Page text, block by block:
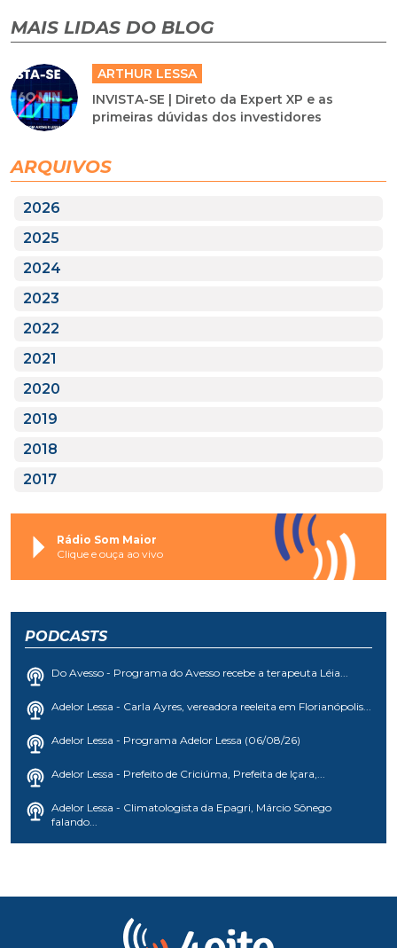
MAIS LIDAS DO BLOG
ARTHUR LESSA
INVISTA-SE | Direto da Expert XP e as
primeiras dúvidas dos investidores
ARQUIVOS
2026
2025
2024
2023
2022
2021
2020
2019
2018
2017
Rádio Som Maior
Clique e ouça ao vivo
PODCASTS
Do Avesso - Programa do Avesso recebe a terapeuta Léia...
Adelor Lessa - Carla Ayres, vereadora reeleita em Florianópolis...
Adelor Lessa - Programa Adelor Lessa (06/08/26)
Adelor Lessa - Prefeito de Criciúma, Prefeita de Içara,...
Adelor Lessa - Climatologista da Epagri, Márcio Sônego
falando...